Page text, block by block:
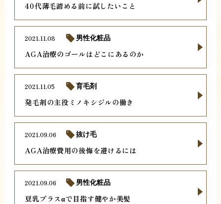
40代薄毛諦める前に試したいこと
AGA治療のゴールはどこにあるのか
2021.11.08 男性化粧品
発毛剤の主役ミノキシジルの働き
2021.11.05 育毛剤
AGA治療費用の後悔を避けるには
2021.09.06 抜け毛
豆乳プラスαで目指す健やか美髪
2021.09.06 男性化粧品